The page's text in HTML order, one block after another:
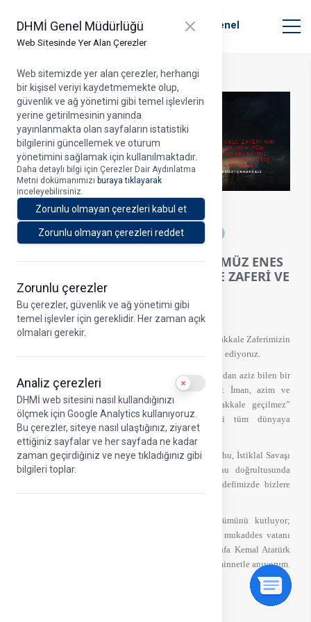
DHMİ Genel Müdürlüğü
Web Sitesinde Yer Alan Çerezler
Close panel
Web sitemizde yer alan çerezler, herhangi
bir kişisel veriyi kaydetmemekte olup,
güvenlik ve ağ yönetimi gibi temel işlevlerin
yerine getirilmesinin yanında
yayınlanmakta olan sayfaların istatistiki
bilgilerini güncellemek ve oturum
yönetimini sağlamak için kullanılmaktadır.
Daha detaylı bilgi için Çerezler Dair Aydınlatma
Metni dokümanımızı buraya tıklayarak
inceleyebilirsiniz.
Zorunlu olmayan çerezleri kabul et
Zorunlu olmayan çerezleri reddet
Zorunlu çerezler
Bu çerezler, güvenlik ve ağ yönetimi gibi
temel işlevler için gereklidir. Her zaman açık
olmaları gerekir.
Analiz çerezleri Use setting
DHMİ web sitesini nasıl kullandığınızı
ölçmek için Google Analytics kullanıyoruz.
Bu çerezler, siteye nasıl ulaştığınız, ziyaret
ettiğiniz sayfalar ve her sayfada ne kadar
zaman geçirdiğiniz ve neye tıkladığınız gibi
bilgileri toplar.
Devlet Hava Meydanları İşletmesi Genel
Müdürlüğü
18.03.2026
A
YK BAŞKANI VE GENEL MÜDÜRÜMÜZ ENES
ÇAKMAK’IN 18 MART ÇANAKKALE ZAFERİ VE
ŞEHİTLERİ ANMA GÜNÜ MESAJI
Şanlı tarihimizin dönüm noktalarından biri olan Çanakkale Zaferimizin
111. yıl dönümünü büyük bir gurur ve coşkuyla idrak ediyoruz.
Çanakkale; istiklal ve istikbal uğruna vatanını canından aziz bilen bir
milletin yazdığı eşsiz bir kahramanlık destanıdır. İman, azim ve
kararlılıkla esarete karşı duran ecdadımız, “Çanakkale geçilmez”
sözünü tarihe nakşederek bağımsızlık iradesini tüm dünyaya
göstermiştir.
Çanakkale’de vücut bulan bu birlik ve beraberlik ruhu, İstiklal Savaşı
ile taçlanmış; bugün de Türkiye Yüzyılı vizyonu doğrultusunda
ülkemizi her alanda dünyanın zirvesine taşıma hedefimizde bizlere
Bu vesileyle Çanakkale Zaferi’nin 111. yıl dönümünü kutluyor;
tereddüt etmeden canlarını feda ederek bizlere bu mukaddes vatanı
emanet eden aziz şehitlerimizi ve başta Gazi Mustafa Kemal Atatürk
olmak üzere tüm kahramanlarımızı saygı, rahmet ve minnetle anıyorum.